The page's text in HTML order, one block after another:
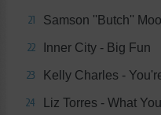
21 Samson ''Butch''
22 Inner City - Big Fun
23 Kelly Charles -
24 Liz Torres - What